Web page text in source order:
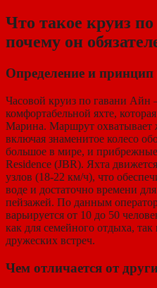
Что такое круиз
почему он
Определение и
Часовой круиз по гавани Айн
комфортабельной яхте,
Марина. Маршрут
включая знаменитое колесо
большое в мире, и
Residence (JBR). Яхта
узлов (18-22 км/ч), что
воде и достаточно времени
пейзажей. По данным
варьируется от 10 до 50
как для семейного отдыха,
дружеских встреч.
Чем отличается от